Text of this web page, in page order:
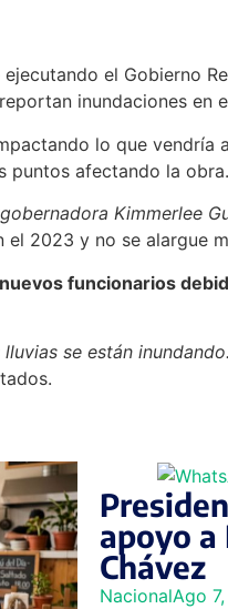
el Gobierno
inundaciones en
lo que vendría
puntos afectando la obra.
Kimmerlee
el 2023 y no se alargue
funcionarios
se están
apoyo a
Chávez
NacionalAgo